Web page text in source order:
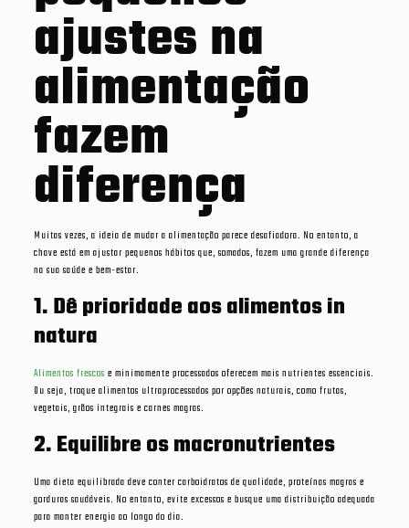
ajustes na
alimentação
fazem
diferença
Muitas vezes, a ideia de mudar a alimentação parece desafiadora. No entanto, a
chave está em ajustar pequenos hábitos que, somados, fazem uma grande diferença
na sua saúde e bem-estar.
1. Dê prioridade aos alimentos in
natura
Alimentos frescos e minimamente processados oferecem mais nutrientes essenciais.
Ou seja, troque alimentos ultraprocessados por opções naturais, como frutas,
vegetais, grãos integrais e carnes magras.
2. Equilibre os macronutrientes
Uma dieta equilibrada deve conter carboidratos de qualidade, proteínas magras e
gorduras saudáveis. No entanto, evite excessos e busque uma distribuição adequada
para manter energia ao longo do dia.